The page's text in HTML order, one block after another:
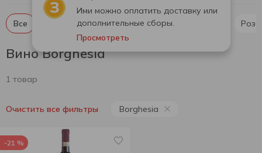
Ими можно оплатить доставку или
дополнительные сборы.
Просмотреть
Все Красное тихое вино Белое тихое вино
Вино Borghesia
1 товар
Очистить все фильтры Borghesia
-21 %